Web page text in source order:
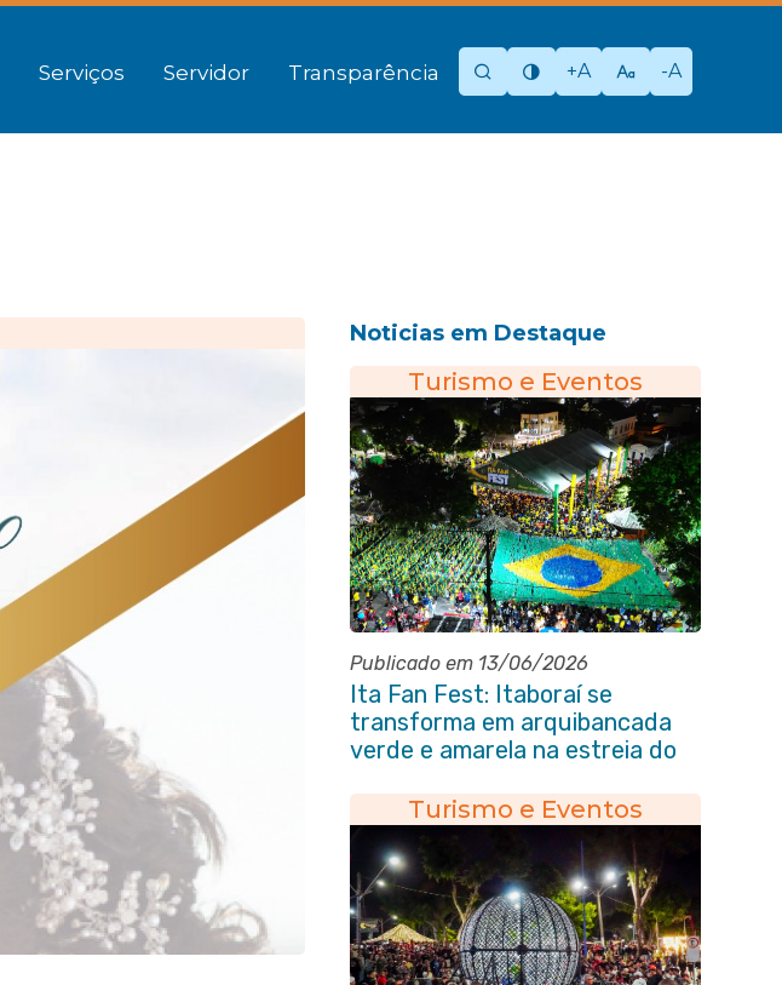
Serviços Servidor Transparência +A -A
Noticias em Destaque
Turismo e Eventos
Publicado em 13/06/2026
Ita Fan Fest: Itaboraí se
transforma em arquibancada
verde e amarela na estreia do
Turismo e Eventos